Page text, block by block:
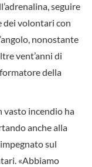
seguire
dei volontari con
nonostante
vent’anni di
della
vasto incendio ha
anche alla
sul
«Abbiamo